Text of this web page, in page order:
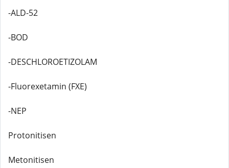
-ALD-52
-BOD
-DESCHLOROETIZOLAM
-Fluorexetamin (FXE)
-NEP
Protonitisen
Metonitisen